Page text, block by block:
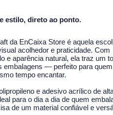
estilo, direto ao ponto.
da EnCaixa Store é aquela
acolhedor e praticidade. Com
e aparência natural, ela traz um
embalagens — perfeito para
tempo encantar.
e adesivo acrílico de
para o dia a dia de quem
de um material confiável e